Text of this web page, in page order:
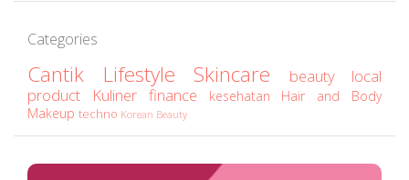
Categories
Cantik Lifestyle Skincare beauty local
product Kuliner finance kesehatan Hair and Body
Makeup techno Korean Beauty